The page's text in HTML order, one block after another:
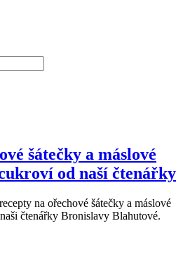
šátečky a máslové
od naší čtenářky
na ořechové šátečky a máslové
čtenářky Bronislavy Blahutové.